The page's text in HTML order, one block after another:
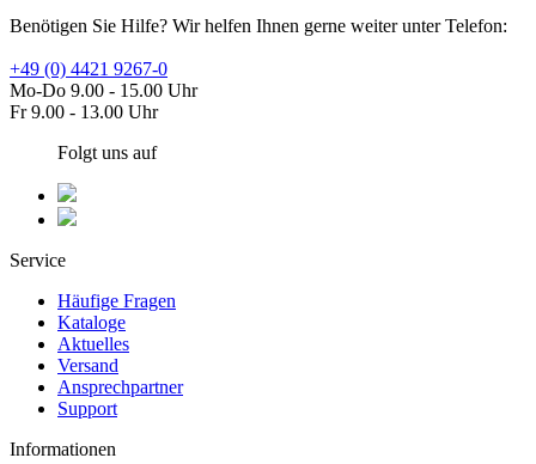
Benötigen Sie Hilfe? Wir helfen Ihnen gerne weiter unter Telefon:
+49 (0) 4421 9267-0
Mo-Do 9.00 - 15.00 Uhr
Fr 9.00 - 13.00 Uhr
Folgt uns auf
Service
Häufige Fragen
Kataloge
Aktuelles
Versand
Ansprechpartner
Support
Informationen